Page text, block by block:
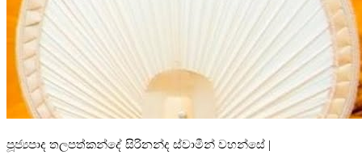
පූජ්‍යපාද තලපත්කන්දේ සිරිනන්ද ස්වාමීන් වහන්සේ |